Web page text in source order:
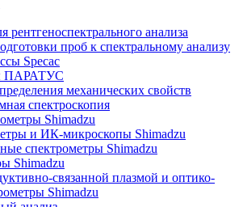
рентгеноспектрального анализа
проб к спектральному анализу
Specac
ПАРАТУС
механических свойств
спектроскопия
Shimadzu
и ИК-микроскопы Shimadzu
спектрометры Shimadzu
Shimadzu
связанной плазмой и оптико-
Shimadzu